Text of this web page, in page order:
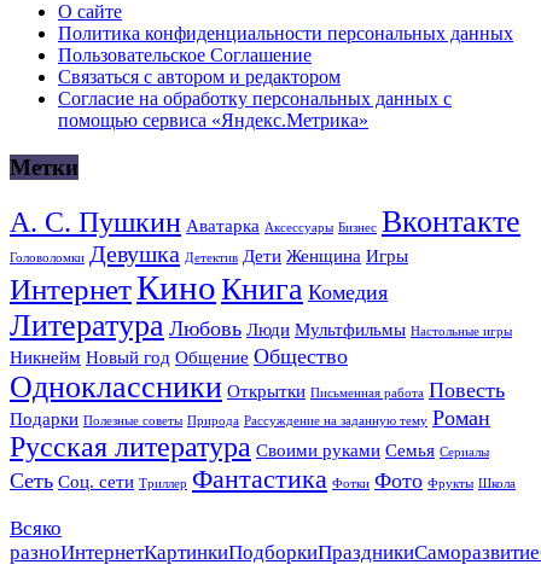
О сайте
Политика конфиденциальности персональных данных
Пользовательское Соглашение
Связаться с автором и редактором
Согласие на обработку персональных данных с
помощью сервиса «Яндекс.Метрика»
Метки
А. С. Пушкин Аватарка Аксессуары Бизнес Вконтакте
Головоломки Девушка Детектив Дети Женщина Игры
ИнтернетКиноКнига Комедия
Литература Любовь Люди Мультфильмы Настольные игры
Никнейм Новый год Общение Общество
Одноклассники Открытки Письменная работа Повесть
Подарки Полезные советы Природа Рассуждение на заданную тему Роман
Русская литература Своими руками Семья Сериалы
Сеть Соц. сети Триллер Фантастика Фотки Фото Фрукты Школа
Всяко
разноИнтернетКартинкиПодборкиПраздникиСаморазвитие